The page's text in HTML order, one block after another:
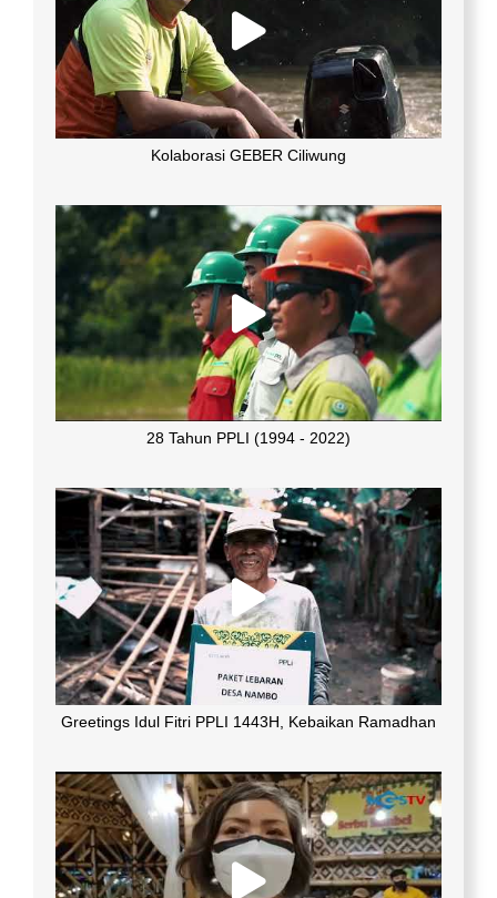
Kolaborasi GEBER Ciliwung
28 Tahun PPLI (1994 - 2022)
Greetings Idul Fitri PPLI 1443H, Kebaikan Ramadhan